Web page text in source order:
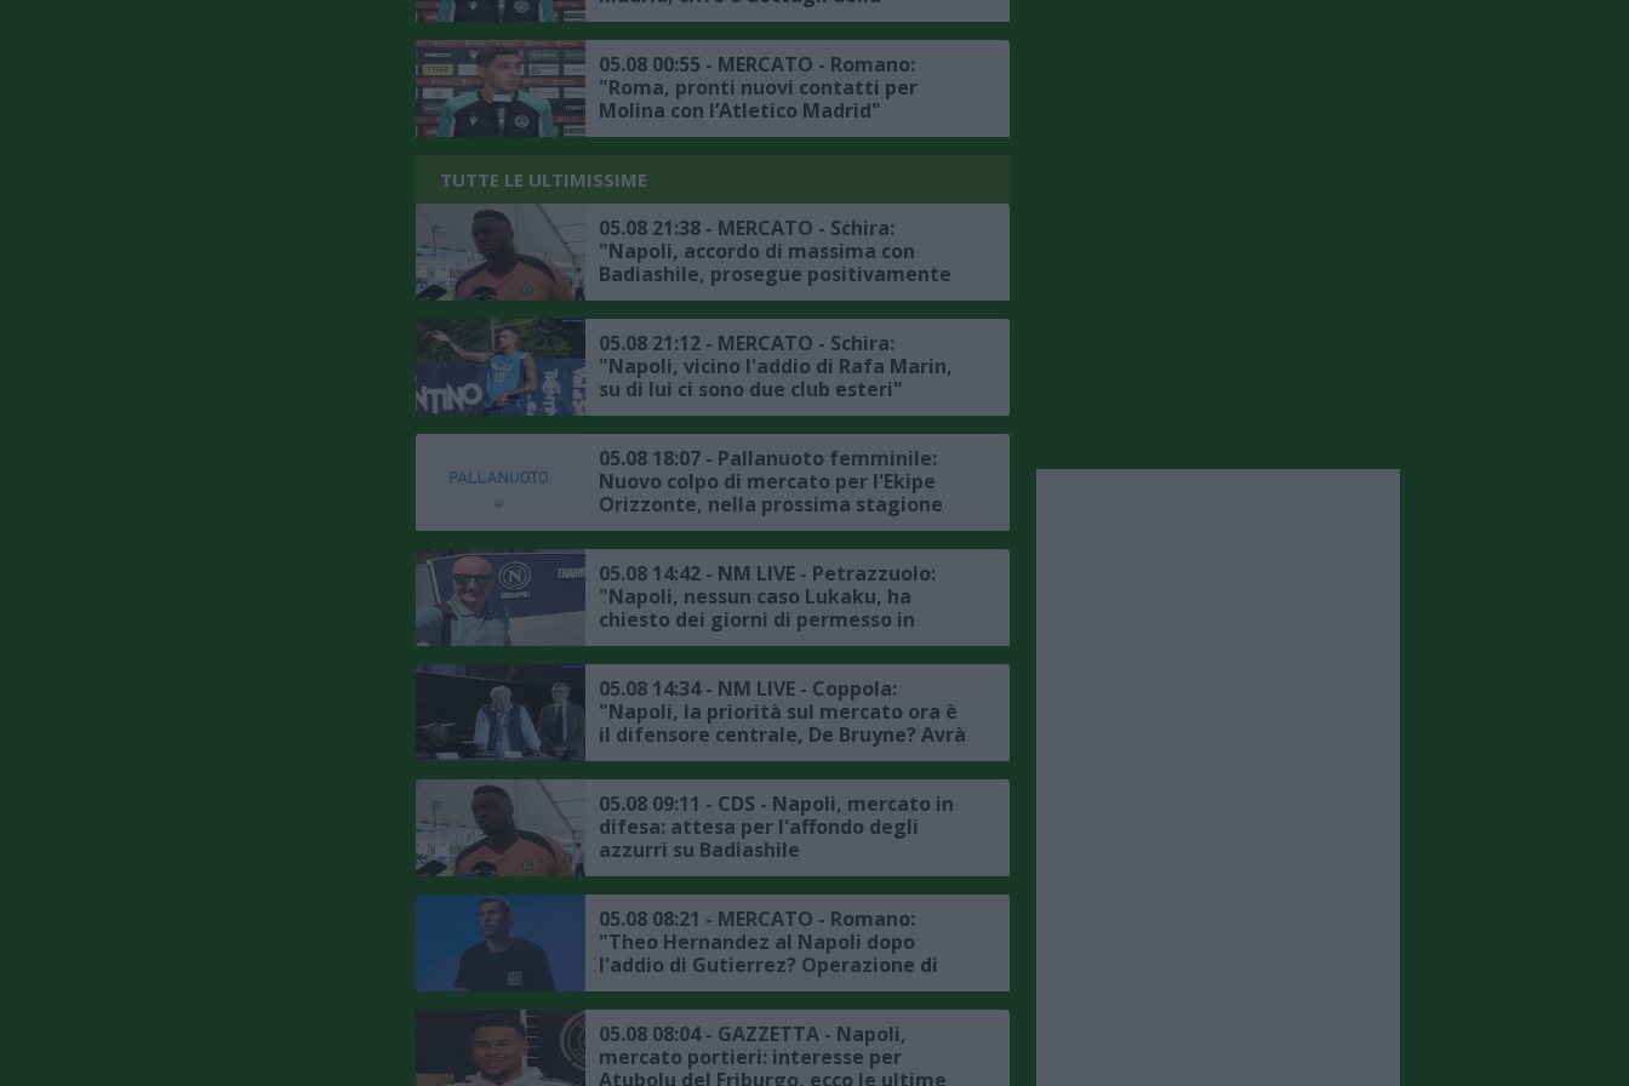
trattativa
05.08 00:55 - MERCATO - Romano:
"Roma, pronti nuovi contatti per
Molina con l’Atletico Madrid"
TUTTE LE ULTIMISSIME
05.08 21:38 - MERCATO - Schira:
"Napoli, accordo di massima con
Badiashile, prosegue positivamente
la trattativa con il Chelsea, ecco i
dettagli"
05.08 21:12 - MERCATO - Schira:
"Napoli, vicino l'addio di Rafa Marin,
su di lui ci sono due club esteri"
05.08 18:07 - Pallanuoto femminile:
Nuovo colpo di mercato per l'Ekipe
Orizzonte, nella prossima stagione
Lavinia Papi indosserà la calottina
rossazzurra
05.08 14:42 - NM LIVE - Petrazzuolo:
"Napoli, nessun caso Lukaku, ha
chiesto dei giorni di permesso in
accordo con la società, il punto sul
mercato"
05.08 14:34 - NM LIVE - Coppola:
"Napoli, la priorità sul mercato ora è
il difensore centrale, De Bruyne? Avrà
avuto delle rassicurazioni da Allegri"
05.08 09:11 - CDS - Napoli, mercato in
difesa: attesa per l'affondo degli
azzurri su Badiashile
05.08 08:21 - MERCATO - Romano:
"Theo Hernandez al Napoli dopo
l'addio di Gutierrez? Operazione di
fantasia, ingaggio fuori mercato per
la Serie A"
05.08 08:04 - GAZZETTA - Napoli,
mercato portieri: interesse per
Atubolu del Friburgo, ecco le ultime